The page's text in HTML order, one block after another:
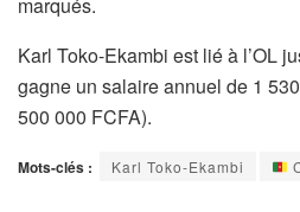
Karl Toko-Ekambi est lié à l’OL
gagne un salaire annuel de 1
500 000 FCFA).
Mots-clés : Karl Toko-Ekambi